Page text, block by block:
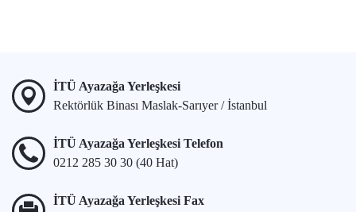
İTÜ Ayazağa Yerleşkesi
Rektörlük Binası Maslak-Sarıyer / İstanbul
İTÜ Ayazağa Yerleşkesi Telefon
0212 285 30 30 (40 Hat)
İTÜ Ayazağa Yerleşkesi Fax